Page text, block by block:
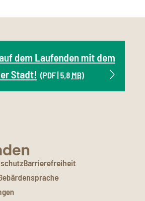
dem Laufenden mit dem
Stadt! (PDF | 5,8 MB)
Barrierefreiheit